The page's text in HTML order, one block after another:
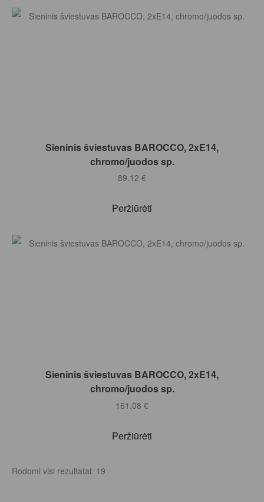
Į KREPŠELĮ
Sieninis šviestuvas BAROCCO, 2xE14,
chromo/juodos sp.
89.12 €
Peržiūrėti
Į KREPŠELĮ
Sieninis šviestuvas BAROCCO, 2xE14,
chromo/juodos sp.
161.08 €
Peržiūrėti
Rodomi visi rezultatai: 19